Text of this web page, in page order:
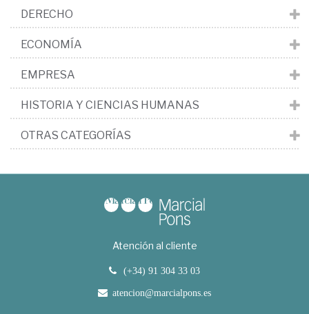
DERECHO
ECONOMÍA
EMPRESA
HISTORIA Y CIENCIAS HUMANAS
OTRAS CATEGORÍAS
Atención al cliente
(+34) 91 304 33 03
atencion@marcialpons.es